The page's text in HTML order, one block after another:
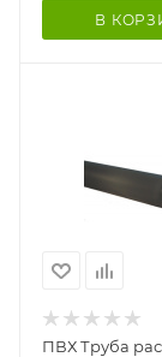
В
ПВХ Труба